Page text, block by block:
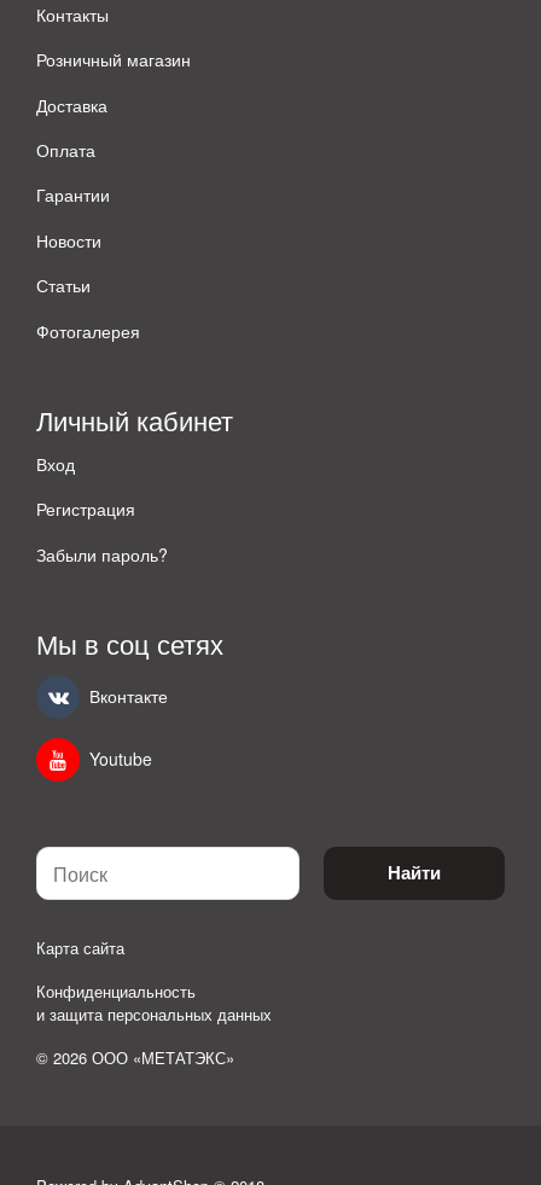
Контакты
Розничный магазин
Доставка
Оплата
Гарантии
Новости
Статьи
Фотогалерея
Личный кабинет
Вход
Регистрация
Забыли пароль?
Мы в соц сетях
Вконтакте
Youtube
Найти
Карта сайта
Конфиденциальность
и защита персональных данных
© 2026 ООО «МЕТАТЭКС»